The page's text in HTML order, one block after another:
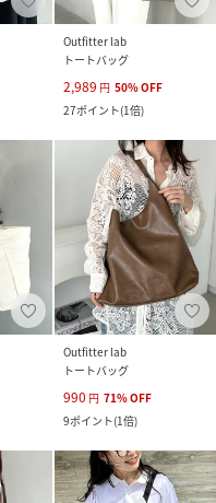
Outfitter lab
トートバッグ
2,989 円 50%OFF
27ポイント(1倍)
Outfitter lab
トートバッグ
990 円 71%OFF
9ポイント(1倍)